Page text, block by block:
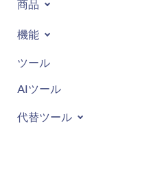
商品
機能
ツール
AIツール
代替ツール